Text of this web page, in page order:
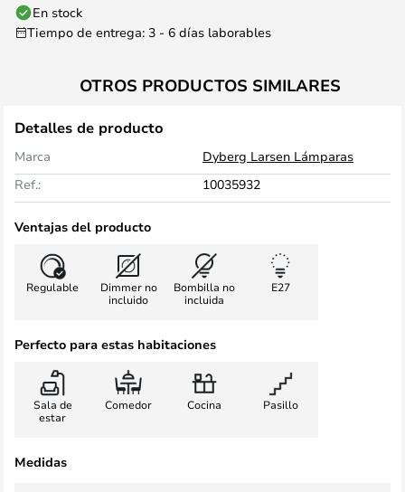
En stock
Tiempo de entrega: 3 - 6 días laborables
OTROS PRODUCTOS SIMILARES
Detalles de producto
Marca
Dyberg Larsen Lámparas
Ref.:
10035932
Ventajas del producto
Regulable
Dimmer no
incluido
Bombilla no
incluida
E27
Perfecto para estas habitaciones
Sala de
estar
Comedor Cocina Pasillo
Medidas